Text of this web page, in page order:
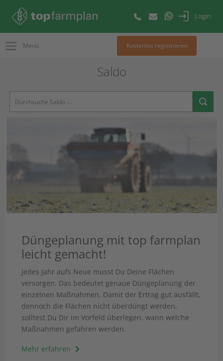
Login
Menü Kostenlos registrieren
Saldo
Düngeplanung mit top farmplan
leicht gemacht!
Jedes Jahr aufs Neue musst Du Deine Flächen
versorgen. Das bedeutet genaue Düngeplanung der
einzelnen Maßnahmen. Damit der Ertrag gut ausfällt,
dennoch die Flächen nicht überdüngt werden,
solltest Du Dir im Vorfeld überlegen, wann welche
Maßnahmen gefahren werden.
Mehr erfahren